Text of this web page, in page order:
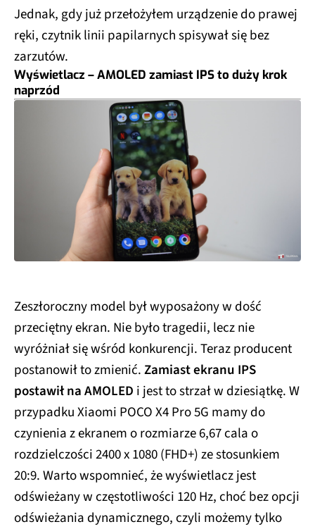
Jednak, gdy już przełożyłem urządzenie do prawej
ręki, czytnik linii papilarnych spisywał się bez
zarzutów.
Wyświetlacz – AMOLED zamiast IPS to duży krok
naprzód
Zeszłoroczny model był wyposażony w dość
przeciętny ekran. Nie było tragedii, lecz nie
wyróżniał się wśród konkurencji. Teraz producent
postanowił to zmienić.Zamiast ekranu IPS
postawił na AMOLED i jest to strzał w dziesiątkę. W
przypadku Xiaomi POCO X4 Pro 5G mamy do
czynienia z ekranem o rozmiarze 6,67 cala o
rozdzielczości 2400 x 1080 (FHD+) ze stosunkiem
20:9. Warto wspomnieć, że wyświetlacz jest
odświeżany w częstotliwości 120 Hz, choć bez opcji
odświeżania dynamicznego, czyli możemy tylko